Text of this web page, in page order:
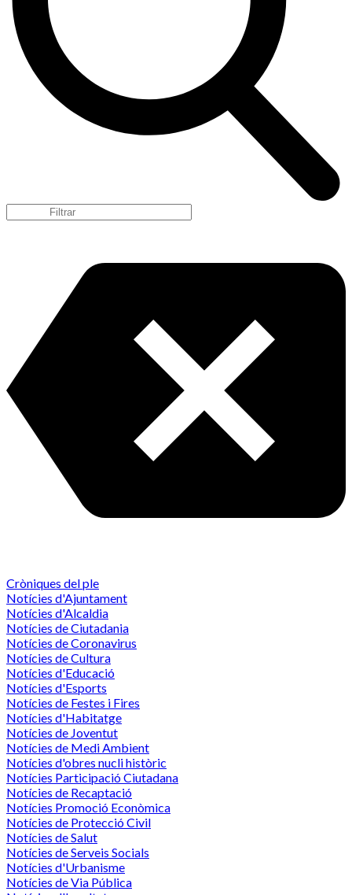
Cròniques del ple
Notícies d'Ajuntament
Notícies d'Alcaldia
Notícies de Ciutadania
Notícies de Coronavirus
Notícies de Cultura
Notícies d'Educació
Notícies d'Esports
Notícies de Festes i Fires
Notícies d'Habitatge
Notícies de Joventut
Notícies de Medi Ambient
Notícies d'obres nucli històric
Notícies Participació Ciutadana
Notícies de Recaptació
Notícies Promoció Econòmica
Notícies de Protecció Civil
Notícies de Salut
Notícies de Serveis Socials
Notícies d'Urbanisme
Notícies de Via Pública